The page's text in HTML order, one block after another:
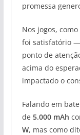
promessa
Nos jogos, como
foi satisfatório
ponto de
acima do
impactado o
Falando em
de 5.000 mAh
W, mas como